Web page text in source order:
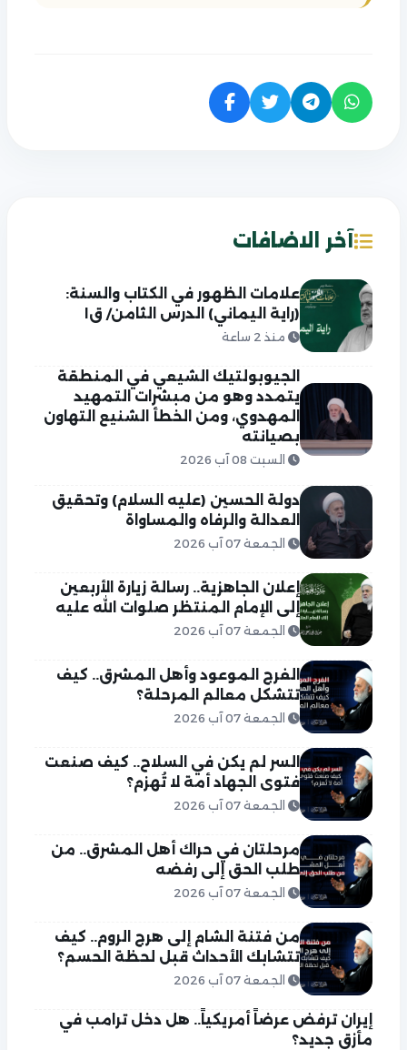
آخر الاضافات
علامات الظهور في الكتاب والسنة:
(راية اليماني) الدرس الثامن/ ق١
منذ 2 ساعة
الجيوبولتيك الشيعي في المنطقة
يتمدد وهو من مبشرات التمهيد
المهدوي، ومن الخطأ الشنيع التهاون
بصيانته
السبت 08 آب 2026
دولة الحسين (عليه السلام) وتحقيق
العدالة والرفاه والمساواة
الجمعة 07 آب 2026
إعلان الجاهزية.. رسالة زيارة الأربعين
إلى الإمام المنتظر صلوات الله عليه
الجمعة 07 آب 2026
الفرج الموعود وأهل المشرق.. كيف
تتشكل معالم المرحلة؟
الجمعة 07 آب 2026
السر لم يكن في السلاح.. كيف صنعت
فتوى الجهاد أمة لا تُهزم؟
الجمعة 07 آب 2026
مرحلتان في حراك أهل المشرق.. من
طلب الحق إلى رفضه
الجمعة 07 آب 2026
من فتنة الشام إلى هرج الروم.. كيف
تتشابك الأحداث قبل لحظة الحسم؟
الجمعة 07 آب 2026
إيران ترفض عرضاً أمريكياً.. هل دخل ترامب في
مأزق جديد؟